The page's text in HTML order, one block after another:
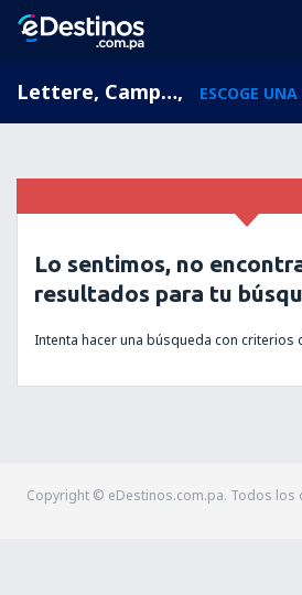
Lettere, Campania, Italia, ESCOGE UNA
Lo sentimos, no
resultados para tu
Intenta hacer una búsqueda con criterios
Copyright © eDestinos.com.pa. Todos los